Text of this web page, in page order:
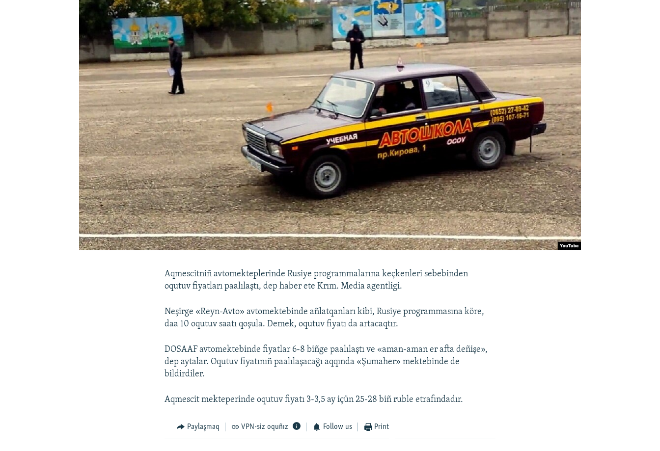
Aqmescitniñ avtomekteplerinde Rusiye programmalarına keçkenleri sebebinden
oqutuv fiyatları paalılaştı, dep haber ete Krım. Media agentligi.
Neşirge «Reyn-Avto» avtomektebinde añlatqanları kibi, Rusiye programmasına köre,
daa 10 oqutuv saatı qoşula. Demek, oqutuv fiyatı da artacaqtır.
DOSAAF avtomektebinde fiyatlar 6-8 biñge paalılaştı ve «aman-aman er afta deñişe»,
dep aytalar. Oqutuv fiyatınıñ paalılaşacağı aqqında «Şumaher» mektebinde de
bildirdiler.
Aqmescit mekteperinde oqutuv fiyatı 3-3,5 ay içün 25-28 biñ ruble etrafındadır.
Paylaşmaq VPN-siz oquñız Follow us Print